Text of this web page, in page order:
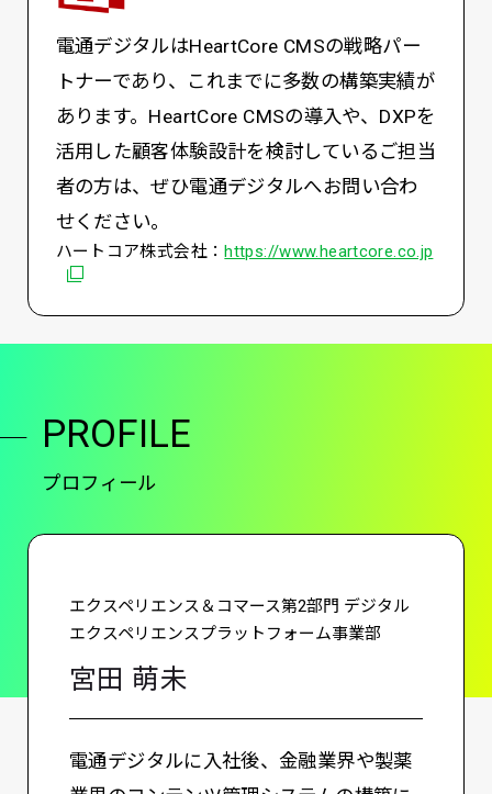
電通デジタルはHeartCore CMSの戦略パー
トナーであり、これまでに多数の構築実績が
あります。HeartCore CMSの導入や、DXPを
活用した顧客体験設計を検討しているご担当
者の方は、ぜひ電通デジタルへお問い合わ
せください。
ハートコア株式会社：https://www.heartcore.co.jp
PROFILE
プロフィール
宮田 萌未
エクスペリエンス＆コマース第2部門 デジタル
エクスペリエンスプラットフォーム事業部
電通デジタルに入社後、金融業界や製薬